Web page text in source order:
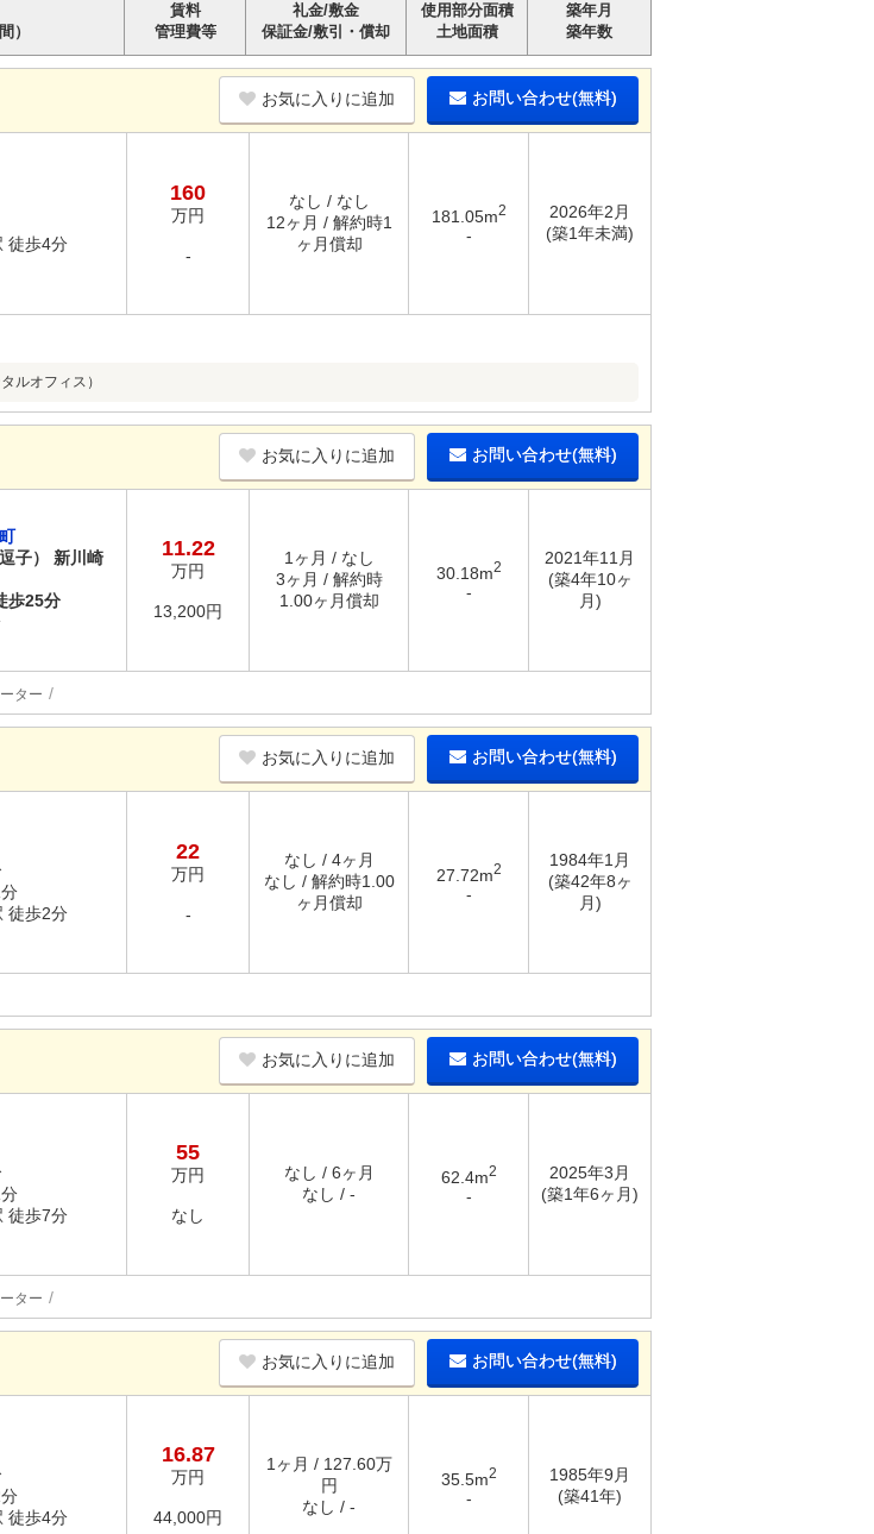
）
賃料
管理費等
礼金/敷金
保証金/敷引・償却
使用部分面積
土地面積
築年月
築年数
お気に入りに追加 お問い合わせ(無料)
徒歩4分
160
万円
-
なし / なし
12ヶ月 / 解約時1
ヶ月償却
181.05m2
-
2026年2月
(築1年未満)
ルオフィス）
お気に入りに追加 お問い合わせ(無料)
子） 新川崎
歩25分
11.22
万円
13,200円
1ヶ月 / なし
3ヶ月 / 解約時
1.00ヶ月償却
30.18m2
-
2021年11月
(築4年10ヶ
月)
ター
お気に入りに追加 お問い合わせ(無料)
徒歩2分
22
万円
-
なし / 4ヶ月
なし / 解約時1.00
ヶ月償却
27.72m2
-
1984年1月
(築42年8ヶ
月)
お気に入りに追加 お問い合わせ(無料)
徒歩7分
55
万円
なし
なし / 6ヶ月
なし / -
62.4m2
-
2025年3月
(築1年6ヶ月)
ター
お気に入りに追加 お問い合わせ(無料)
徒歩4分
16.87
万円
44,000円
1ヶ月 / 127.60万
円
なし / -
35.5m2
-
1985年9月
(築41年)